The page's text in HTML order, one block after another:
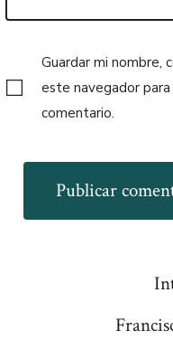
Guardar mi nombre,
este navegador
comentario.